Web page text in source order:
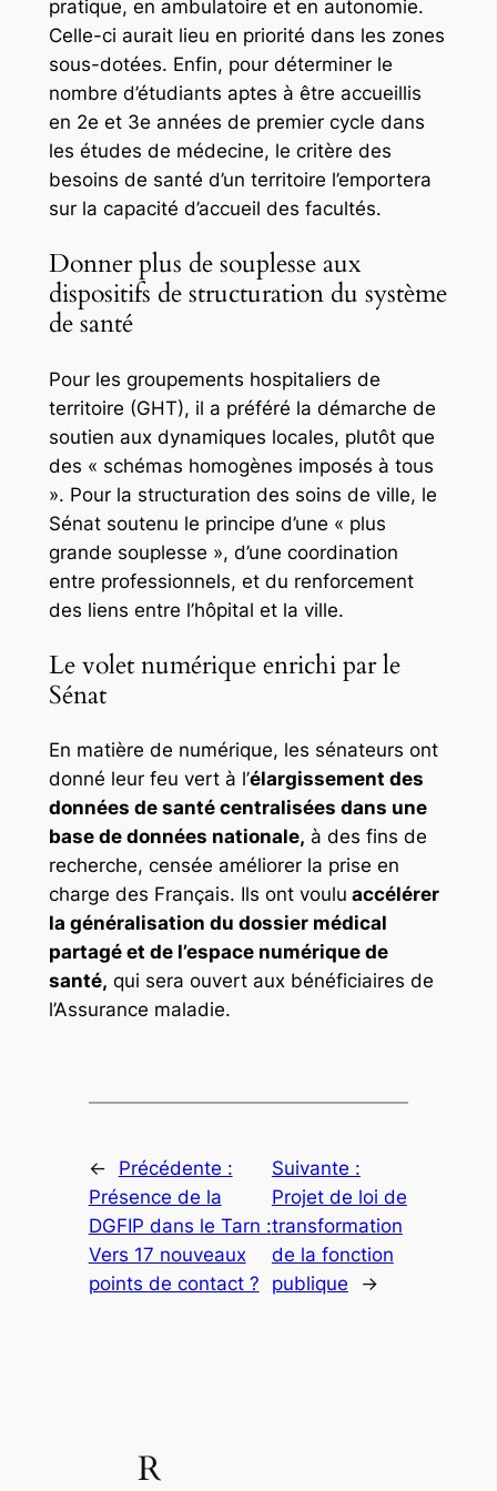
pratique, en ambulatoire et en autonomie.
Celle-ci aurait lieu en priorité dans les zones
sous-dotées. Enfin, pour déterminer le
nombre d’étudiants aptes à être accueillis
en 2e et 3e années de premier cycle dans
les études de médecine, le critère des
besoins de santé d’un territoire l’emportera
sur la capacité d’accueil des facultés.
Donner plus de souplesse aux
dispositifs de structuration du système
de santé
Pour les groupements hospitaliers de
territoire (GHT), il a préféré la démarche de
soutien aux dynamiques locales, plutôt que
des « schémas homogènes imposés à tous
». Pour la structuration des soins de ville, le
Sénat soutenu le principe d’une « plus
grande souplesse », d’une coordination
entre professionnels, et du renforcement
des liens entre l’hôpital et la ville.
Le volet numérique enrichi par le
Sénat
En matière de numérique, les sénateurs ont
donné leur feu vert à l’élargissement des
données de santé centralisées dans une
base de données nationale, à des fins de
recherche, censée améliorer la prise en
charge des Français. Ils ont voulu accélérer
la généralisation du dossier médical
partagé et de l’espace numérique de
santé, qui sera ouvert aux bénéficiaires de
l’Assurance maladie.
←
Précédente :
Présence de la
DGFIP dans le Tarn :
Vers 17 nouveaux
points de contact ?
Suivante :
Projet de loi de
transformation
de la fonction
publique
→
R